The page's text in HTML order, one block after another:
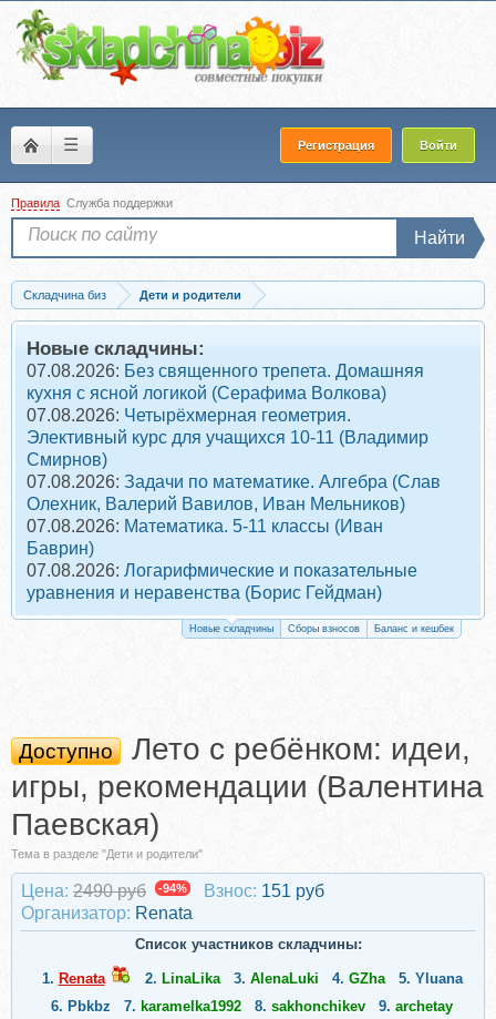
☰ Регистрация Войти
Правила Служба поддержки
Найти
Складчина биз
Дети и родители
Скачать Лето с ребёнком: идеи, игры, рекомендации (Валентина Паевская)
Новые складчины:
07.08.2026: Без священного трепета. Домашняя
кухня с ясной логикой (Серафима Волкова)
07.08.2026: Четырёхмерная геометрия.
Элективный курс для учащихся 10-11 (Владимир
Смирнов)
07.08.2026: Задачи по математике. Алгебра (Слав
Олехник, Валерий Вавилов, Иван Мельников)
07.08.2026: Математика. 5-11 классы (Иван
Баврин)
07.08.2026: Логарифмические и показательные
уравнения и неравенства (Борис Гейдман)
Новые складчины Сборы взносов Баланс и кешбек
Доступно
Лето с ребёнком: идеи,
игры, рекомендации (Валентина
Паевская)
Тема в разделе "Дети и родители"
Цена: 2490 руб -94% Взнос: 151 руб
Организатор: Renata
Список участников складчины:
1. Renata 2. LinaLika 3. AlenaLuki 4. GZha 5. Yluana
6. Pbkbz 7. karamelka1992 8. sakhonchikev 9. archetay